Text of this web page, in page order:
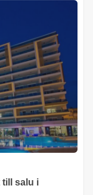
till salu i